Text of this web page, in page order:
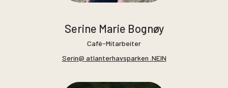
Serine Marie Bognøy
Café-Mitarbeiter
Serin@ atlanterhavsparken .NEIN